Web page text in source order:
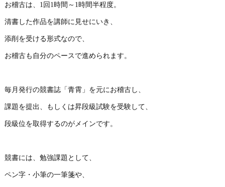
お稽古は、1回1時間～1時間半程度。
清書した作品を講師に見せにいき、
添削を受ける形式なので、
お稽古も自分のペースで進められます。
毎月発行の競書誌「青霄」を元にお稽古し、
課題を提出、もしくは昇段級試験を受験して、
段級位を取得するのがメインです。
競書には、勉強課題として、
ペン字・小筆の一筆箋や、